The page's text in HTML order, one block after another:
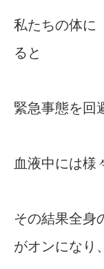
私たちの体に
ると
緊急事態を回
血液中には様
その結果全身
がオンになり、